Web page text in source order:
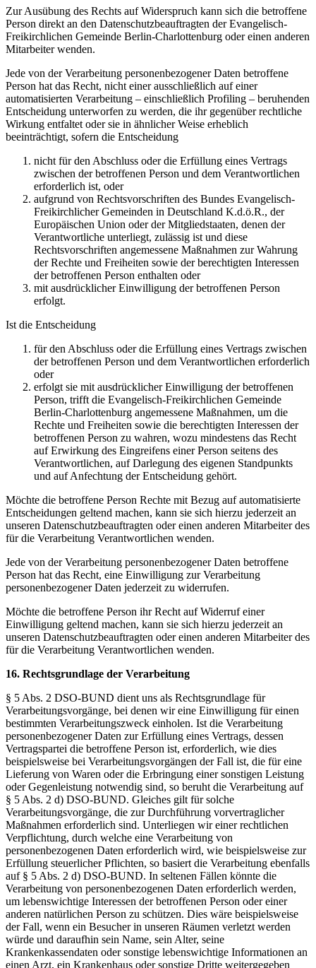
Zur Ausübung des Rechts auf Widerspruch kann sich die betroffene
Person direkt an den Datenschutzbeauftragten der Evangelisch-
Freikirchlichen Gemeinde Berlin-Charlottenburg oder einen anderen
Mitarbeiter wenden.
Jede von der Verarbeitung personenbezogener Daten betroffene
Person hat das Recht, nicht einer ausschließlich auf einer
automatisierten Verarbeitung – einschließlich Profiling – beruhenden
Entscheidung unterworfen zu werden, die ihr gegenüber rechtliche
Wirkung entfaltet oder sie in ähnlicher Weise erheblich
beeinträchtigt, sofern die Entscheidung
nicht für den Abschluss oder die Erfüllung eines Vertrags
zwischen der betroffenen Person und dem Verantwortlichen
erforderlich ist, oder
aufgrund von Rechtsvorschriften des Bundes Evangelisch-
Freikirchlicher Gemeinden in Deutschland K.d.ö.R., der
Europäischen Union oder der Mitgliedstaaten, denen der
Verantwortliche unterliegt, zulässig ist und diese
Rechtsvorschriften angemessene Maßnahmen zur Wahrung
der Rechte und Freiheiten sowie der berechtigten Interessen
der betroffenen Person enthalten oder
mit ausdrücklicher Einwilligung der betroffenen Person
erfolgt.
Ist die Entscheidung
für den Abschluss oder die Erfüllung eines Vertrags zwischen
der betroffenen Person und dem Verantwortlichen erforderlich
oder
erfolgt sie mit ausdrücklicher Einwilligung der betroffenen
Person, trifft die Evangelisch-Freikirchlichen Gemeinde
Berlin-Charlottenburg angemessene Maßnahmen, um die
Rechte und Freiheiten sowie die berechtigten Interessen der
betroffenen Person zu wahren, wozu mindestens das Recht
auf Erwirkung des Eingreifens einer Person seitens des
Verantwortlichen, auf Darlegung des eigenen Standpunkts
und auf Anfechtung der Entscheidung gehört.
Möchte die betroffene Person Rechte mit Bezug auf automatisierte
Entscheidungen geltend machen, kann sie sich hierzu jederzeit an
unseren Datenschutzbeauftragten oder einen anderen Mitarbeiter des
für die Verarbeitung Verantwortlichen wenden.
Jede von der Verarbeitung personenbezogener Daten betroffene
Person hat das Recht, eine Einwilligung zur Verarbeitung
personenbezogener Daten jederzeit zu widerrufen.
Möchte die betroffene Person ihr Recht auf Widerruf einer
Einwilligung geltend machen, kann sie sich hierzu jederzeit an
unseren Datenschutzbeauftragten oder einen anderen Mitarbeiter des
für die Verarbeitung Verantwortlichen wenden.
16. Rechtsgrundlage der Verarbeitung
§ 5 Abs. 2 DSO-BUND dient uns als Rechtsgrundlage für
Verarbeitungsvorgänge, bei denen wir eine Einwilligung für einen
bestimmten Verarbeitungszweck einholen. Ist die Verarbeitung
personenbezogener Daten zur Erfüllung eines Vertrags, dessen
Vertragspartei die betroffene Person ist, erforderlich, wie dies
beispielsweise bei Verarbeitungsvorgängen der Fall ist, die für eine
Lieferung von Waren oder die Erbringung einer sonstigen Leistung
oder Gegenleistung notwendig sind, so beruht die Verarbeitung auf
§ 5 Abs. 2 d) DSO-BUND. Gleiches gilt für solche
Verarbeitungsvorgänge, die zur Durchführung vorvertraglicher
Maßnahmen erforderlich sind. Unterliegen wir einer rechtlichen
Verpflichtung, durch welche eine Verarbeitung von
personenbezogenen Daten erforderlich wird, wie beispielsweise zur
Erfüllung steuerlicher Pflichten, so basiert die Verarbeitung ebenfalls
auf § 5 Abs. 2 d) DSO-BUND. In seltenen Fällen könnte die
Verarbeitung von personenbezogenen Daten erforderlich werden,
um lebenswichtige Interessen der betroffenen Person oder einer
anderen natürlichen Person zu schützen. Dies wäre beispielsweise
der Fall, wenn ein Besucher in unseren Räumen verletzt werden
würde und daraufhin sein Name, sein Alter, seine
Krankenkassendaten oder sonstige lebenswichtige Informationen an
einen Arzt, ein Krankenhaus oder sonstige Dritte weitergegeben